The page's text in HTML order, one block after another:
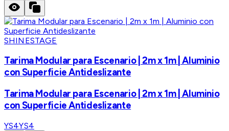
SHINESTAGE
Tarima Modular para Escenario | 2m x 1m | Aluminio
con Superficie Antideslizante
Tarima Modular para Escenario | 2m x 1m | Aluminio
con Superficie Antideslizante
YS4YS4